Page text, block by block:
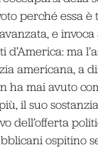
perché essa è
e
d’America: ma
americana, a
ha mai avuto
il suo
dell’offerta
ospitino